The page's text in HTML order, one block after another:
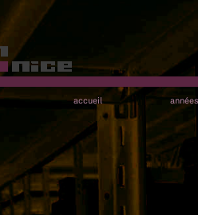
accueil années